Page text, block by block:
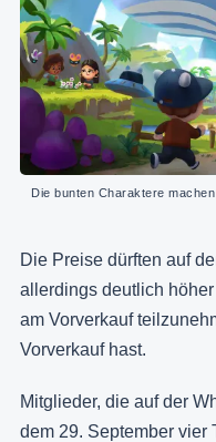
Die bunten Charaktere
Die Preise dürften auf
allerdings deutlich
am Vorverkauf
Vorverkauf hast.
Mitglieder, die auf der
dem 29. September vier